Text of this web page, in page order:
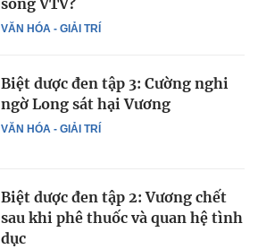
VĂN HÓA - GIẢI TRÍ
VĂN HÓA - GIẢI TRÍ
Biệt dược đen tập 3: Cường nghi
ngờ Long sát hại Vương
Biệt dược đen tập 2: Vương chết
sau khi phê thuốc và quan hệ tình
dục